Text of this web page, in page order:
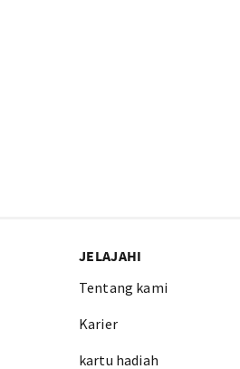
JELAJAHI
Tentang kami
Karier
kartu hadiah